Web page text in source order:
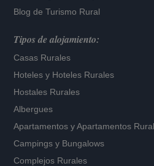
Blog de Turismo Rural
Tipos de alojamiento:
Casas Rurales
Hoteles y Hoteles Rurales
Hostales Rurales
Albergues
Apartamentos yApartamentos
Campings y Bungalows
Complejos Rurales